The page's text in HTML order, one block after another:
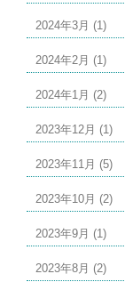
2024年3月 (1)
2024年2月 (1)
2024年1月 (2)
2023年12月 (1)
2023年11月 (5)
2023年10月 (2)
2023年9月 (1)
2023年8月 (2)